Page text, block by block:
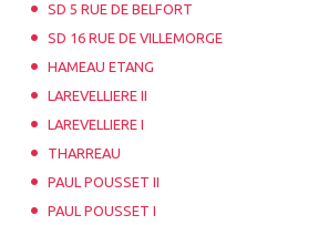
SD 5 RUE DE BELFORT
SD 16 RUE DE VILLEMORGE
HAMEAU ETANG
LAREVELLIERE II
LAREVELLIERE I
THARREAU
PAUL POUSSET II
PAUL POUSSET I